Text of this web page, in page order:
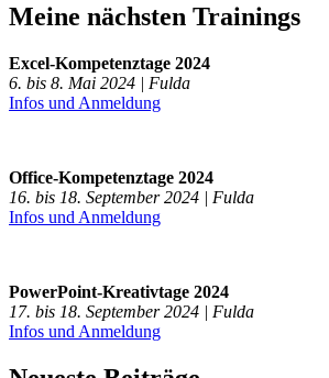
Meine nächsten Trainings
Excel-Kompetenztage 2024
6. bis 8. Mai 2024 | Fulda
Infos und Anmeldung
Office-Kompetenztage 2024
16. bis 18. September 2024 | Fulda
Infos und Anmeldung
PowerPoint-Kreativtage 2024
17. bis 18. September 2024 | Fulda
Infos und Anmeldung